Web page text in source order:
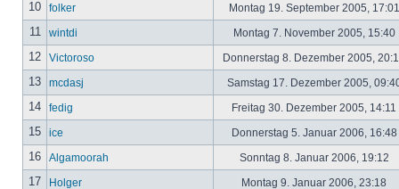
10 folker Montag 19. September 2005,
11 wintdi Montag 7. November 2005, 15:40
12 Victoroso Donnerstag 8. Dezember 2005,
13 mcdasj Samstag 17. Dezember 2005,
14 fedig Freitag 30. Dezember 2005, 14:11
15 ice Donnerstag 5. Januar 2006, 16:48
16 Algamoorah Sonntag 8. Januar 2006, 19:12
17 Holger Montag 9. Januar 2006, 23:18